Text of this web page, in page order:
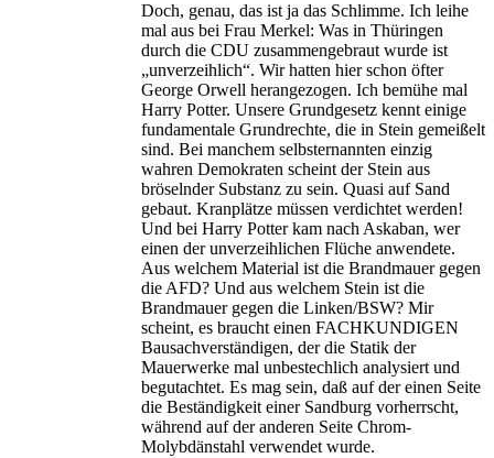
Doch, genau, das ist ja das Schlimme. Ich leihe
mal aus bei Frau Merkel: Was in Thüringen
durch die CDU zusammengebraut wurde ist
„unverzeihlich“. Wir hatten hier schon öfter
George Orwell herangezogen. Ich bemühe mal
Harry Potter. Unsere Grundgesetz kennt einige
fundamentale Grundrechte, die in Stein gemeißelt
sind. Bei manchem selbsternannten einzig
wahren Demokraten scheint der Stein aus
bröselnder Substanz zu sein. Quasi auf Sand
gebaut. Kranplätze müssen verdichtet werden!
Und bei Harry Potter kam nach Askaban, wer
einen der unverzeihlichen Flüche anwendete.
Aus welchem Material ist die Brandmauer gegen
die AFD? Und aus welchem Stein ist die
Brandmauer gegen die Linken/BSW? Mir
scheint, es braucht einen FACHKUNDIGEN
Bausachverständigen, der die Statik der
Mauerwerke mal unbestechlich analysiert und
begutachtet. Es mag sein, daß auf der einen Seite
die Beständigkeit einer Sandburg vorherrscht,
während auf der anderen Seite Chrom-
Molybdänstahl verwendet wurde.